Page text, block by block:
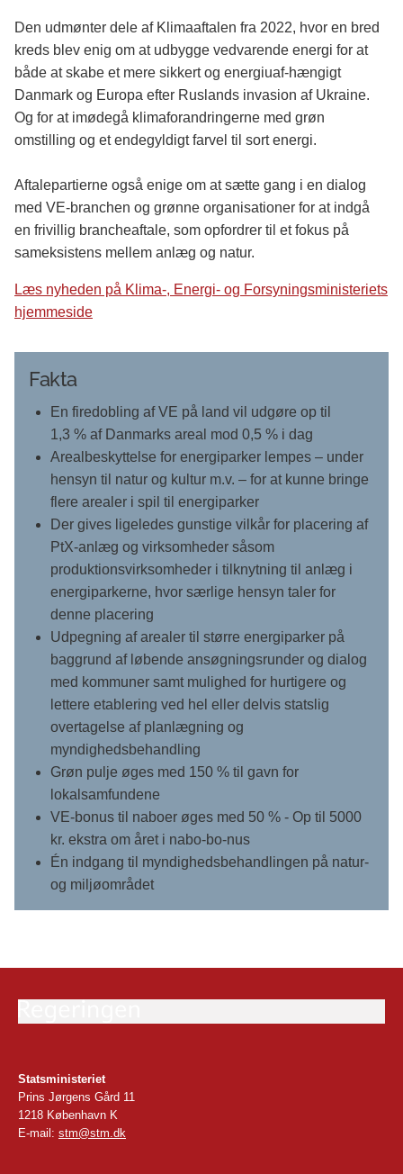
Den udmønter dele af Klimaaftalen fra 2022, hvor en bred
kreds blev enig om at udbygge vedvarende energi for at
både at skabe et mere sikkert og energiuaf-hængigt
Danmark og Europa efter Ruslands invasion af Ukraine.
Og for at imødegå klimaforandringerne med grøn
omstilling og et endegyldigt farvel til sort energi.
Aftalepartierne også enige om at sætte gang i en dialog
med VE-branchen og grønne organisationer for at indgå
en frivillig brancheaftale, som opfordrer til et fokus på
sameksistens mellem anlæg og natur.
Læs nyheden på Klima-, Energi- og Forsyningsministeriets
hjemmeside
Fakta
En firedobling af VE på land vil udgøre op til
1,3 % af Danmarks areal mod 0,5 % i dag
Arealbeskyttelse for energiparker lempes – under
hensyn til natur og kultur m.v. – for at kunne bringe
flere arealer i spil til energiparker
Der gives ligeledes gunstige vilkår for placering af
PtX-anlæg og virksomheder såsom
produktionsvirksomheder i tilknytning til anlæg i
energiparkerne, hvor særlige hensyn taler for
denne placering
Udpegning af arealer til større energiparker på
baggrund af løbende ansøgningsrunder og dialog
med kommuner samt mulighed for hurtigere og
lettere etablering ved hel eller delvis statslig
overtagelse af planlægning og
myndighedsbehandling
Grøn pulje øges med 150 % til gavn for
lokalsamfundene
VE-bonus til naboer øges med 50 % - Op til 5000
kr. ekstra om året i nabo-bo-nus
Én indgang til myndighedsbehandlingen på natur-
og miljøområdet
Statsministeriet
Prins Jørgens Gård 11
1218 København K
E-mail: stm@stm.dk